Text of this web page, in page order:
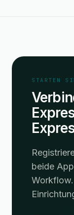
STARTEN
beide